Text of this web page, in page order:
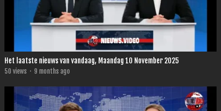
Het laatste nieuws van vandaag, Maandag 10 November 2025
50 views · 9 months ago